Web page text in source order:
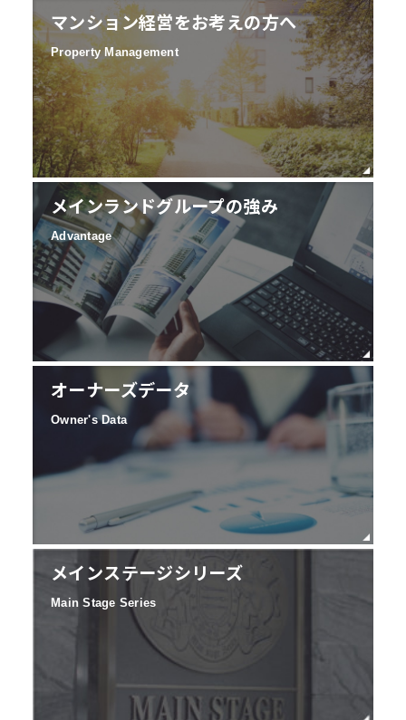
マンション経営をお考えの方へ
Property Management
メインランドグループの強み
Advantage
オーナーズデータ
Owner's Data
メインステージシリーズ
Main Stage Series